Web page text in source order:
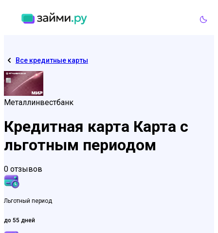
Все кредитные карты
Металлинвестбанк
Кредитная карта Карта с
льготным периодом
0 отзывов
Льготный период
до 55 дней